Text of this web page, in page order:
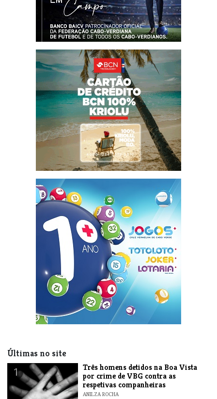
Últimas no site
1
Três homens detidos na Boa Vista
por crime de VBG contra as
respetivas companheiras
ANILZA ROCHA